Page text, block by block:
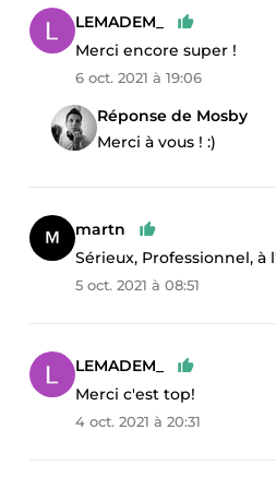
LEMADEM_
Merci encore super !
6 oct. 2021 à 19:06
Réponse de Mosby
Merci à vous ! :)
martn
Sérieux, Professionnel, à
5 oct. 2021 à 08:51
LEMADEM_
Merci c'est top!
4 oct. 2021 à 20:31